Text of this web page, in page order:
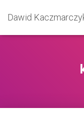
Dawid